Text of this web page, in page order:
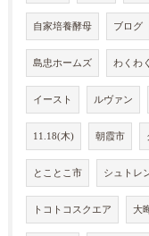
自家培養酵母 ブログ
島忠ホームズ わくわ
イースト ルヴァン
11.18(木) 朝霞市
とことこ市 シュトレ
トコトコスクエア 大